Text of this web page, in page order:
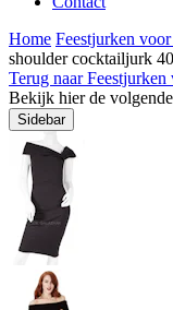
Home Feestjurken
shoulder cocktailjurk
Terug naar Feestjurken
Bekijk hier de
Sidebar